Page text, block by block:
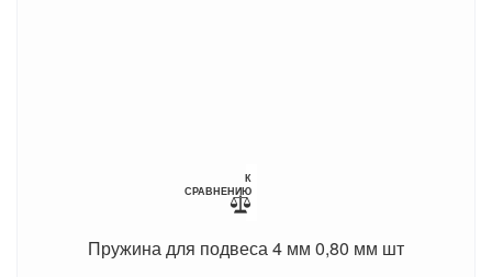
К
СРАВНЕНИЮ
Пружина для подвеса 4 мм 0,80 мм шт